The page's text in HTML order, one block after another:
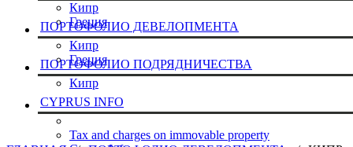
Кипр
Греция
ПОРТОФОЛИО ДЕВЕЛОПМЕНТА
Кипр
Греция
ПОРТОФОЛИО ПОДРЯДНИЧЕСТВА
Кипр
CYPRUS INFO
Tax and charges on immovable property